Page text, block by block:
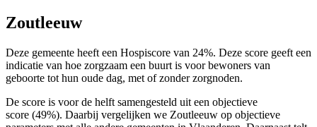
Zoutleeuw
Deze gemeente heeft een Hospiscore van 24%. Deze score geeft een
indicatie van hoe zorgzaam een buurt is voor bewoners van
geboorte tot hun oude dag, met of zonder zorgnoden.
De score is voor de helft samengesteld uit een objectieve
score (49%). Daarbij vergelijken we Zoutleeuw op objectieve